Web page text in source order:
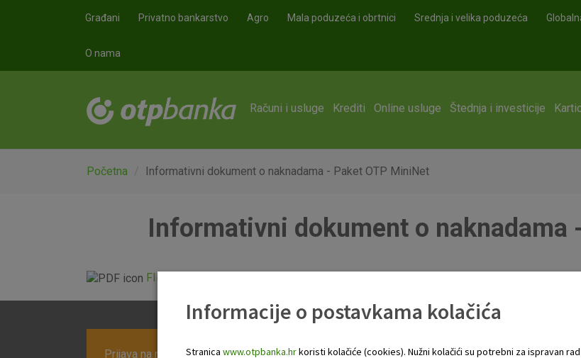
Građani Privatno bankarstvo Agro Mala poduzeća i obrtnici Srednja i velika poduzeća
O nama
Računi i usluge Krediti Online usluge Štednja i investicije
Početna Informativni dokument o naknadama - Paket OTP MiniNet
Informativni dokument o naknadama
FID-OTP_Mininet 01.07.2026.pdf
Prijava na newsletter OTP banke
Informacije o postavkama kolačića
Stranica www.otpbanka.hrkoristi kolačiće (cookies). Nužni kolačići su potrebni za ispravan